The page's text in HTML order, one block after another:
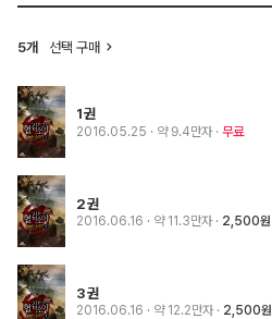
5개 선택 구매
1권
2016.05.25 · 약 9.4만자 무료
2권
2016.06.16 · 약 11.3만자 2,500원
3권
2016.06.16 · 약 12.2만자 2,500원